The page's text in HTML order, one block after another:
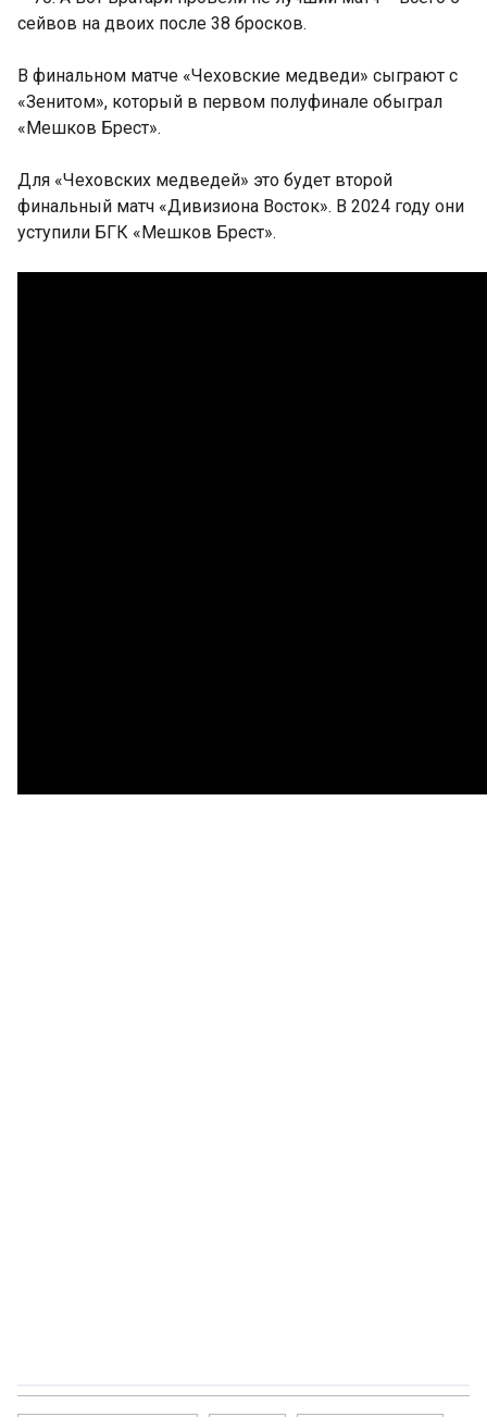
сейвов на двоих после 38 бросков.
В финальном матче «Чеховские медведи» сыграют с
«Зенитом», который в первом полуфинале обыграл
«Мешков Брест».
Для «Чеховских медведей» это будет второй
финальный матч «Дивизиона Восток». В 2024 году они
уступили БГК «Мешков Брест».